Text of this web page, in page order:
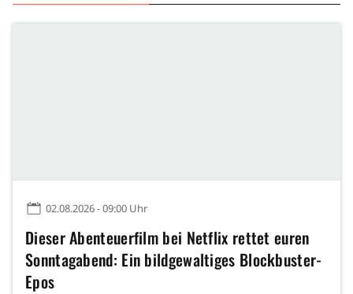
02.08.2026 - 09:00 Uhr
Dieser Abenteuerfilm bei Netflix rettet euren
Sonntagabend: Ein bildgewaltiges Blockbuster-
Epos